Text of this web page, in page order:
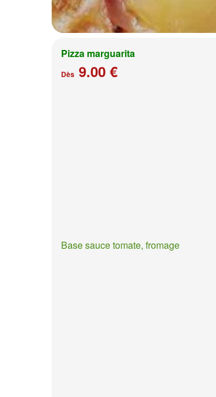
Pizza marguarita
Dès 9.00 €
Base sauce tomate, fromage